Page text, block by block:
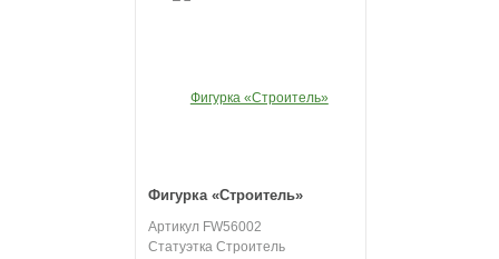
Фигурка «Строитель»
Артикул FW56002
Статуэтка Строитель